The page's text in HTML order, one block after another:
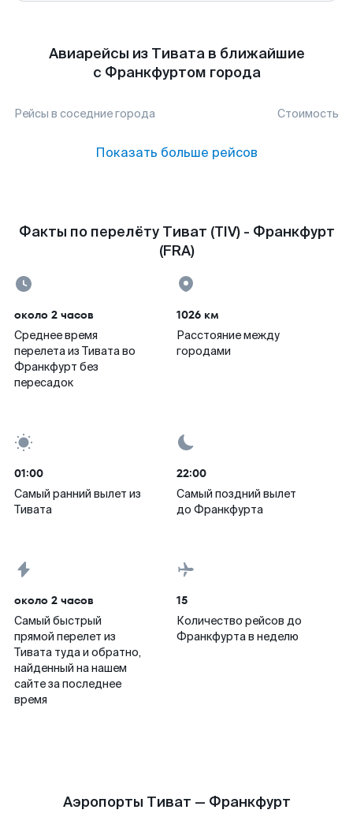
Авиарейсы из Тивата в ближайшие
с Франкфуртом города
Рейсы в соседние города Стоимость
Показать больше рейсов
Факты по перелёту Тиват (TIV) - Франкфурт
(FRA)
около 2 часов
Среднее время
перелета из Тивата во
Франкфурт без
пересадок
1026 км
Расстояние между
городами
01:00
Самый ранний вылет из
Тивата
22:00
Самый поздний вылет
до Франкфурта
около 2 часов
Самый быстрый
прямой перелет из
Тивата туда и обратно,
найденный на нашем
сайте за последнее
время
15
Количество рейсов до
Франкфурта в неделю
Аэропорты Тиват — Франкфурт